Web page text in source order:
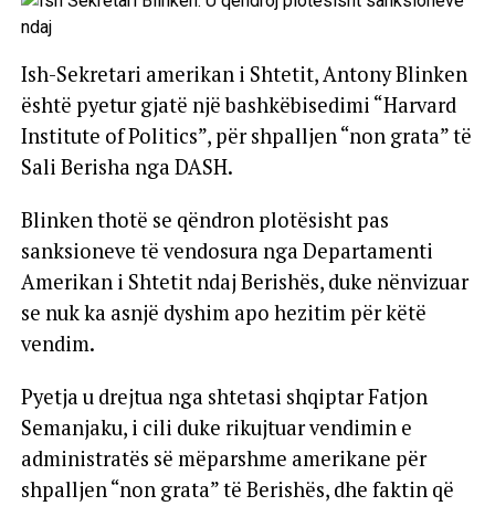
Ish-Sekretari amerikan i Shtetit, Antony Blinken
është pyetur gjatë një bashkëbisedimi “Harvard
Institute of Politics”, për shpalljen “non grata” të
Sali Berisha nga DASH.
Blinken thotë se qëndron plotësisht pas
sanksioneve të vendosura nga Departamenti
Amerikan i Shtetit ndaj Berishës, duke nënvizuar
se nuk ka asnjë dyshim apo hezitim për këtë
vendim.
Pyetja u drejtua nga shtetasi shqiptar Fatjon
Semanjaku, i cili duke rikujtuar vendimin e
administratës së mëparshme amerikane për
shpalljen “non grata” të Berishës, dhe faktin që